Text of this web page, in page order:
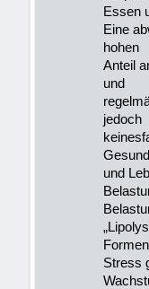
Essen
Eine
hohen
Anteil
und
jedoch
und
Stress